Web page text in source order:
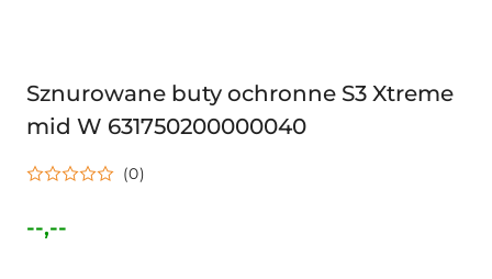
Sznurowane buty ochronne S3 Xtreme
mid W 631750200000040
(0)
Cena:
--,--